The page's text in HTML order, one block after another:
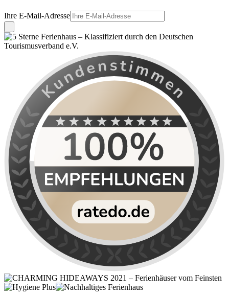
Ihre E-Mail-Adresse